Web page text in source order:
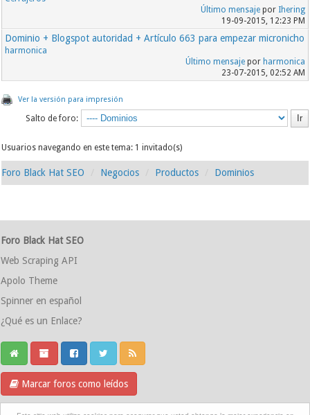
Último mensajepor Ihering
19-09-2015, 12:23 PM
Dominio + Blogspot autoridad + Artículo 663 para empezar micronicho
harmonica
Último mensajepor harmonica
23-07-2015, 02:52 AM
Ver la versión para impresión
Salto de foro:
Usuarios navegando en este tema: 1 invitado(s)
Foro Black Hat SEO Negocios Productos Dominios
Foro Black Hat SEO
Web Scraping API
Apolo Theme
Spinner en español
¿Qué es un Enlace?
Marcar foros como leídos